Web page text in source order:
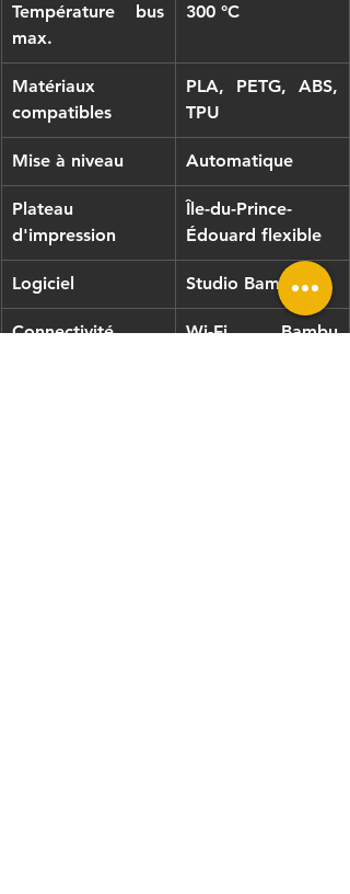
Température bus
max.
300 °C
Matériaux
compatibles
PLA, PETG, ABS,
TPU
Mise à niveau Automatique
Plateau
d'impression
Île-du-Prince-
Édouard flexible
Logiciel Studio Bambu
Connectivité
Wi-Fi, Bambu